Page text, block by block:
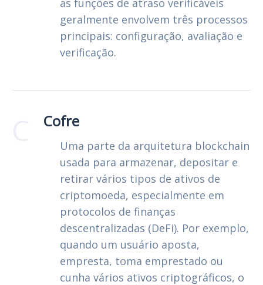
as funções de atraso verificáveis
geralmente envolvem três processos
principais: configuração, avaliação e
verificação.
Cofre
Uma parte da arquitetura blockchain
usada para armazenar, depositar e
retirar vários tipos de ativos de
criptomoeda, especialmente em
protocolos de finanças
descentralizadas (DeFi). Por exemplo,
quando um usuário aposta,
empresta, toma emprestado ou
cunha vários ativos criptográficos, o